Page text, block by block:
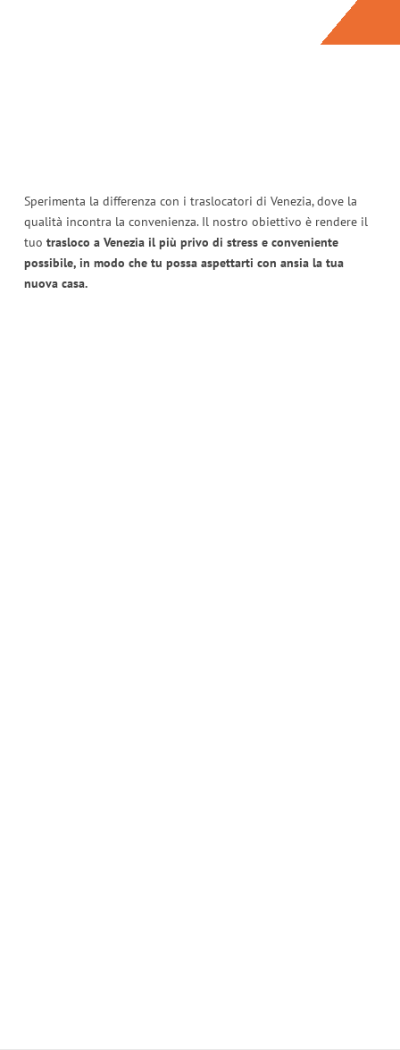
Sperimenta la differenza con i traslocatori di Venezia, dove la
qualità incontra la convenienza. Il nostro obiettivo è rendere il
tuo trasloco a Venezia il più privo di stress e conveniente
possibile, in modo che tu possa aspettarti con ansia la tua
nuova casa.